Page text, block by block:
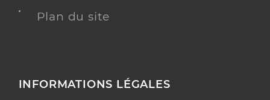
Plan du site
INFORMATIONS LÉGALES